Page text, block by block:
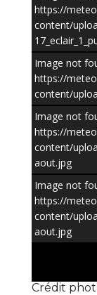
– / 2
https://
content/
Image not
https://
content/
Image not
https://
content/
aout.jpg
Image not
https://
content/
aout.jpg
Crédit